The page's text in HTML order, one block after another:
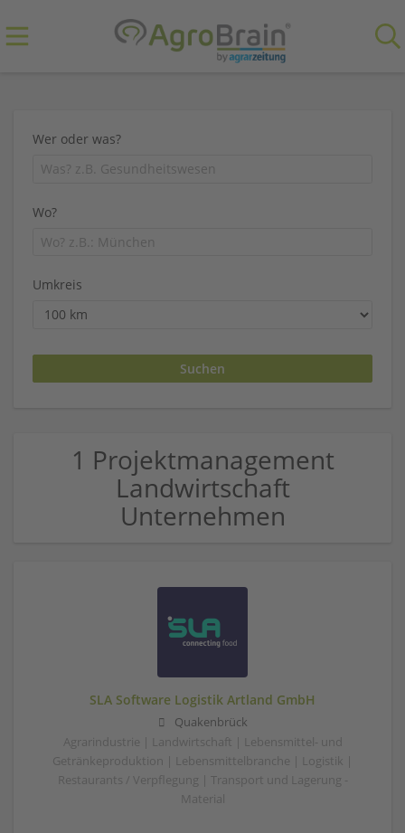
Wer oder was?
Wo?
Umkreis
1 Projektmanagement
Landwirtschaft
Unternehmen
SLA Software Logistik Artland GmbH
Quakenbrück
Agrarindustrie | Landwirtschaft | Lebensmittel- und
Getränkeproduktion | Lebensmittelbranche | Logistik |
Restaurants / Verpflegung | Transport und Lagerung -
Material